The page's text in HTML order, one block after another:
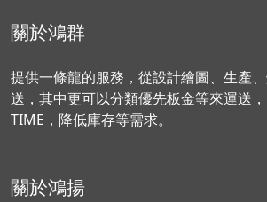
關於鴻群
提供一條龍的服務，從設計繪圖、生產
送，其中更可以分類優先板金等來運送
TIME，降低庫存等需求。
關於鴻揚